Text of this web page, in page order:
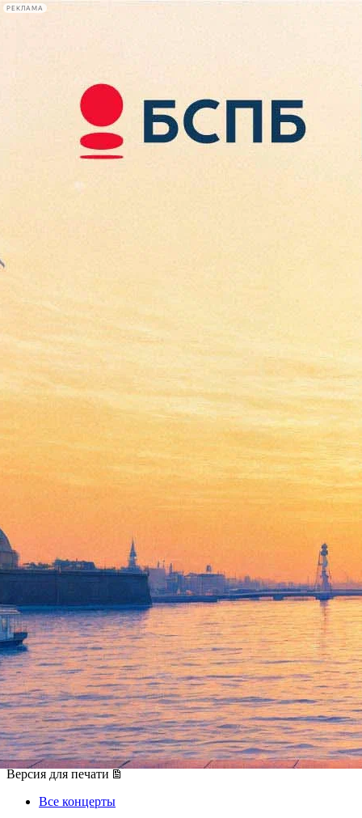
РЕКЛАМА
Сегодня:
2026.08.07
20:14
Афиша Plus
Традиционный Градский
выступит с большим
концертом
04 февраля 2017, суббота,18.00
Версия для печати
Все концерты